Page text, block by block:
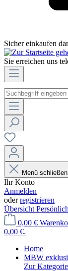
Sicher einkaufen
Sie erreichen uns
Menü schließen
Ihr Konto
Anmelden
oderregistrieren
Übersicht
0,00 €
0,00 €.
Home
MBW
Zur